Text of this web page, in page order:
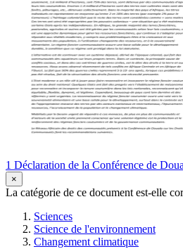
1 Déclaration de la Conférence de
×
La catégorie de ce document est-elle
Sciences
Science de l'environnement
Changement climatique